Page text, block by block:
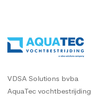
VDSA Solutions bvba
AquaTec vochtbestrijding